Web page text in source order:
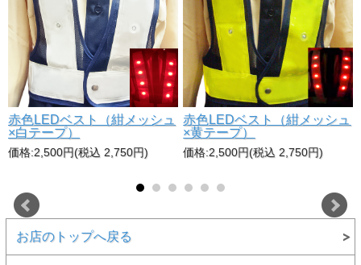
赤色LEDベスト（紺メッシュ
×白テープ）
価格:2,500円(税込 2,750円)
赤色LEDベスト（紺メッシュ
×黄テープ）
価格:2,500円(税込 2,750円)
お店のトップへ戻る